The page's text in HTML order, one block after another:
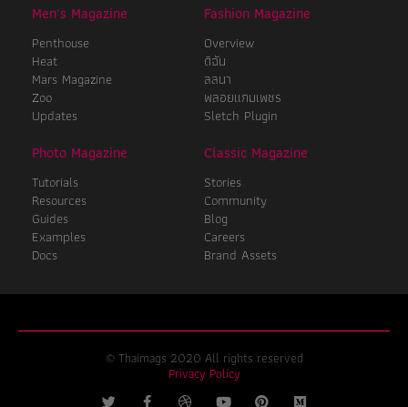
Men's Magazine
Penthouse
Heat
Mars Magazine
Zoo
Updates
Fashion Magazine
Overview
ดิฉัน
ลลนา
พลอยแกมเพชร
Sletch Plugin
Photo Magazine
Tutorials
Resources
Guides
Examples
Docs
Classic Magazine
Stories
Community
Blog
Careers
Brand Assets
© Thaimags 2020 All rights reserved
Privacy Policy